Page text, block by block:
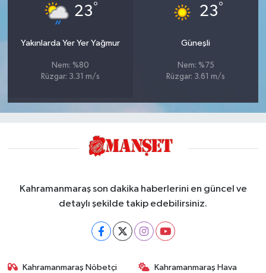
23°
Yakınlarda Yer Yer Yağmur
Nem: %80
Rüzgar: 3.31 m/s
23°
Güneşli
Nem: %75
Rüzgar: 3.61 m/s
Kahramanmaraş son dakika haberlerini en güncel ve
detaylı şekilde takip edebilirsiniz.
Kahramanmaraş Nöbetçi
Kahramanmaraş Hava